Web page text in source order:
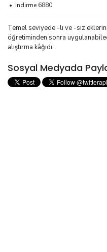
İndirme 6880
Temel seviyede -lı ve -sız
öğretiminden sonra
alıştırma kâğıdı.
Sosyal Medyada